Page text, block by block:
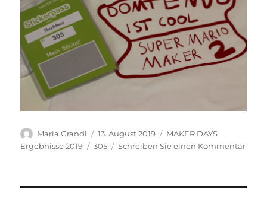
Autor
Maria Grandl
Veröffentlicht
am
13. August 2019 Kategorien
MAKER DAYS
Ergebnisse 2019
Schlagwörter
305 Schreiben Sie einen Kommentarzu